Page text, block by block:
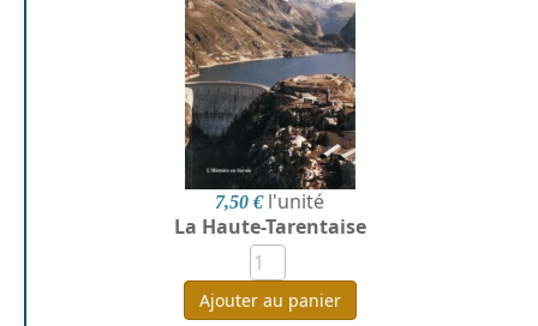
7,50 € l'unité
La Haute-Tarentaise
Ajouter au panier